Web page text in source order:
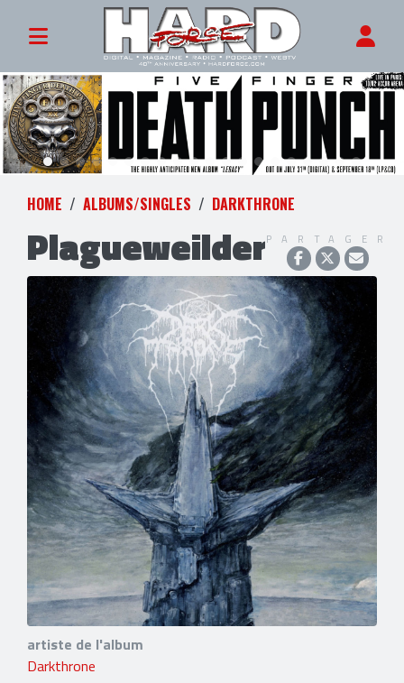
HOME ALBUMS/SINGLES DARKTHRONE
PlagueweilderPARTAGER
artiste de l'album
Darkthrone